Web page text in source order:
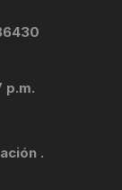
p.m.
.